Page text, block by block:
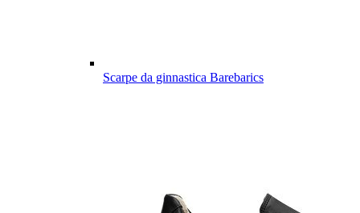
Scarpe da ginnastica Barebarics